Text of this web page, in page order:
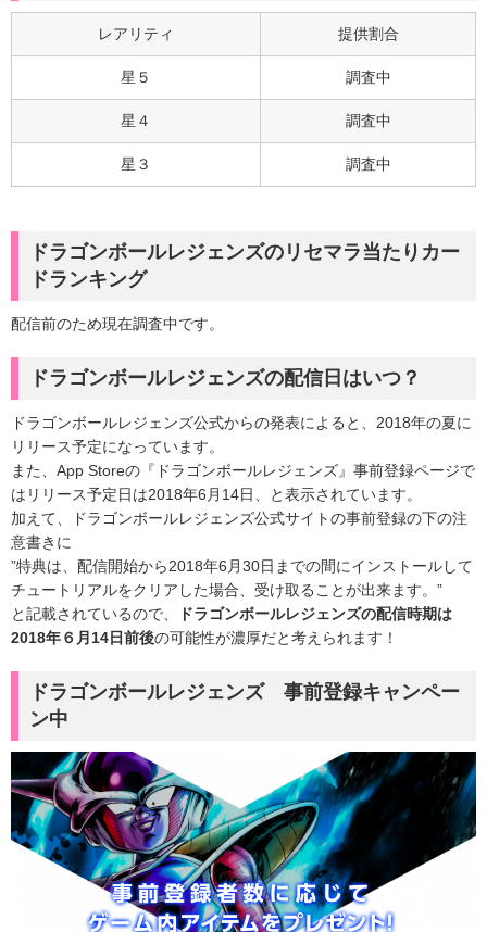
レアリティ 提供割合
星５ 調査中
星４ 調査中
星３ 調査中
ドラゴンボールレジェンズのリセマラ当たりカー
ドランキング
配信前のため現在調査中です。
ドラゴンボールレジェンズの配信日はいつ？
ドラゴンボールレジェンズ公式からの発表によると、2018年の夏に
リリース予定になっています。
また、App Storeの『ドラゴンボールレジェンズ』事前登録ページで
はリリース予定日は2018年6月14日、と表示されています。
加えて、ドラゴンボールレジェンズ公式サイトの事前登録の下の注
意書きに
”特典は、配信開始から2018年6月30日までの間にインストールして
チュートリアルをクリアした場合、受け取ることが出来ます。”
と記載されているので、
ドラゴンボールレジェンズの配信時期は
2018年６月14日前後の可能性が濃厚だと考えられます！
ドラゴンボールレジェンズ 事前登録キャンペー
ン中